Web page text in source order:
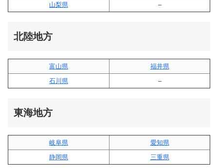
山梨県
–
北陸地方
富山県
福井県
石川県
–
東海地方
岐阜県
愛知県
静岡県
三重県